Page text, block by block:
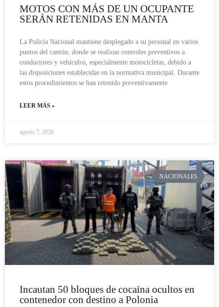
MOTOS CON MÁS DE UN OCUPANTE
SERÁN RETENIDAS EN MANTA
La Policía Nacional mantiene desplegado a su personal en varios
puntos del cantón, donde se realizan controles preventivos a
conductores y vehículos, especialmente motocicletas, debido a
las disposiciones establecidas en la normativa municipal. Durante
estos procedimientos se han retenido preventivamente
LEER MÁS »
agosto 7, 2026
NACIONALES
Incautan 50 bloques de cocaína ocultos en
contenedor con destino a Polonia